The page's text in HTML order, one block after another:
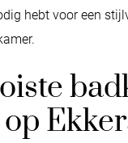
hebt voor een